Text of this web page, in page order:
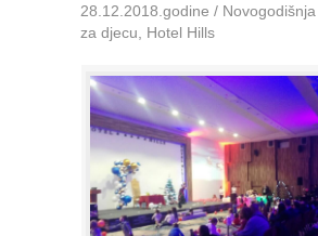
28.12.2018.godine /
za djecu, Hotel Hills